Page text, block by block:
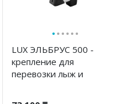
······
LUX ЭЛЬБРУС 500 -
крепление для
перевозки лыж и